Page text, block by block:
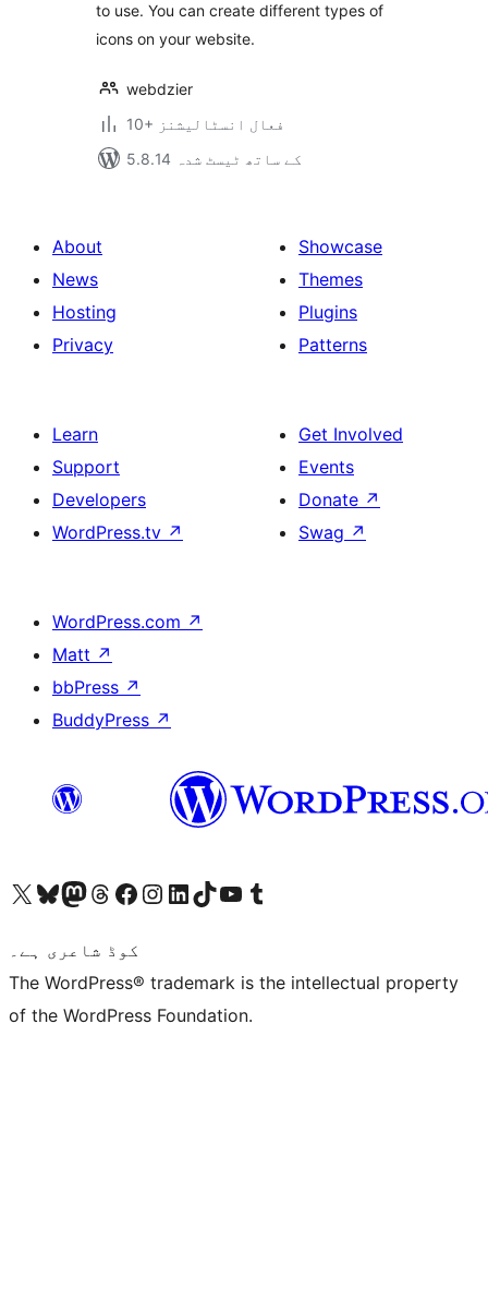
to use. You can create different types of
icons on your website.
webdzier
10+ فعال انسٹالیشنز
5.8.14 کے ساتھ ٹیسٹ شدہ
About
News
Hosting
Privacy
Showcase
Themes
Plugins
Patterns
Learn
Support
Developers
WordPress.tv ↗
Get Involved
Events
Donate ↗
Swag ↗
WordPress.com ↗
Matt ↗
bbPress ↗
BuddyPress ↗
Visit our X (formerly Twitter) account
ہمارے بلیواسکائی اکاؤنٹ پر جائیں
Visit our Mastodon account
ہمارے ٹھریڈز اکاؤنٹ پر جائیں
Visit our Facebook page
Visit our Instagram account
Visit our LinkedIn account
ہمارے ٹک ٹاک اکاؤنٹ پر جائیں
Visit our YouTube channel
ہمارے ٹمبلر اکاؤنٹ پر جائیں
کوڈ شاعری ہے۔
The WordPress® trademark is the intellectual property
of the WordPress Foundation.